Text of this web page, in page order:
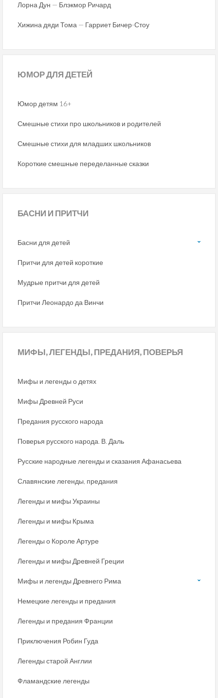
Лорна Дун — Блэкмор Ричард
Хижина дяди Тома — Гарриет Бичер-Стоу
ЮМОРДЛЯ ДЕТЕЙ
Юмор детям 16+
Смешные стихи про школьников и родителей
Смешные стихи для младших школьников
Короткие смешные переделанные сказки
БАСНИ И ПРИТЧИ
Басни для детей
Притчи для детей короткие
Мудрые притчи для детей
Притчи Леонардо да Винчи
МИФЫ,ЛЕГЕНДЫ, ПРЕДАНИЯ, ПОВЕРЬЯ
Мифы и легенды о детях
Мифы Древней Руси
Предания русского народа
Поверья русского народа. В. Даль
Русские народные легенды и сказания Афанасьева
Славянские легенды, предания
Легенды и мифы Украины
Легенды и мифы Крыма
Легенды о Короле Артуре
Легенды и мифы Древней Греции
Мифы и легенды Древнего Рима
Немецкие легенды и предания
Легенды и предания Франции
Приключения Робин Гуда
Легенды старой Англии
Фламандские легенды